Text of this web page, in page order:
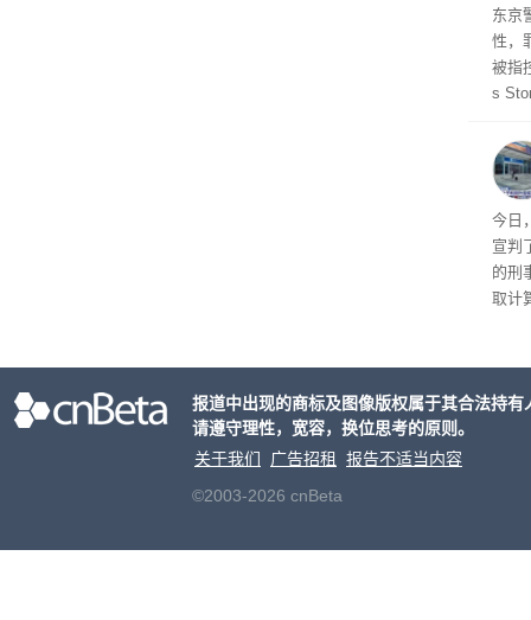
27
东京
性，
被指
s
品
美元)
多
今日
宣判
的刑
取计
报道中出现的商标及图像版权属于其合法持
请遵守理性，宽容，换位思考的原则。
关于我们
广告招租
报告不适当内容
©2003-2026 cnBeta